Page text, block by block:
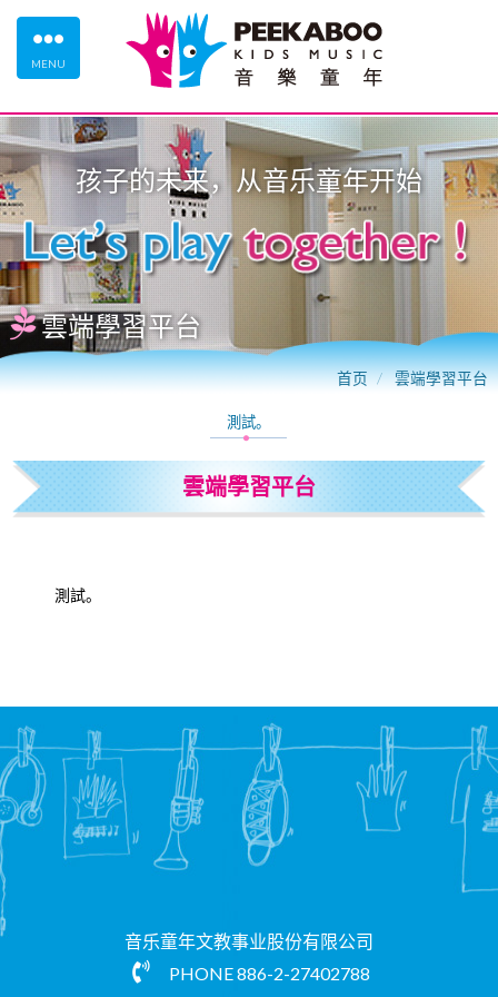
MENU
孩子的未来，从音乐童年开始
首页 雲端學習平台
雲端學習平台
測試。
雲端學習平台
測試。
音乐童年文教事业股份有限公司
PHONE886-2-27402788